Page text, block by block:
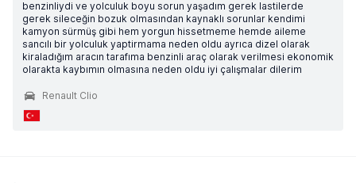
benzinliydi ve yolculuk boyu sorun yaşadım gerek lastilerde
gerek sileceğin bozuk olmasından kaynaklı sorunlar kendimi
kamyon sürmüş gibi hem yorgun hissetmeme hemde aileme
sancılı bir yolculuk yaptirmama neden oldu ayrıca dizel olarak
kiraladığım aracın tarafıma benzinli araç olarak verilmesi ekonomik
olarakta kaybımın olmasına neden oldu iyi çalışmalar dilerim
Renault Clio